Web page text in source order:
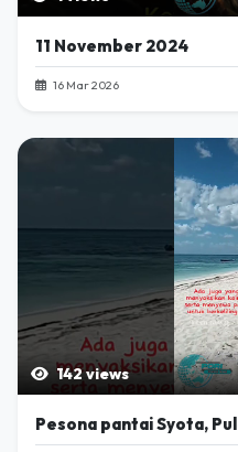
11 November 2024
16 Mar 2026
142 views
Pesona pantai Syota,